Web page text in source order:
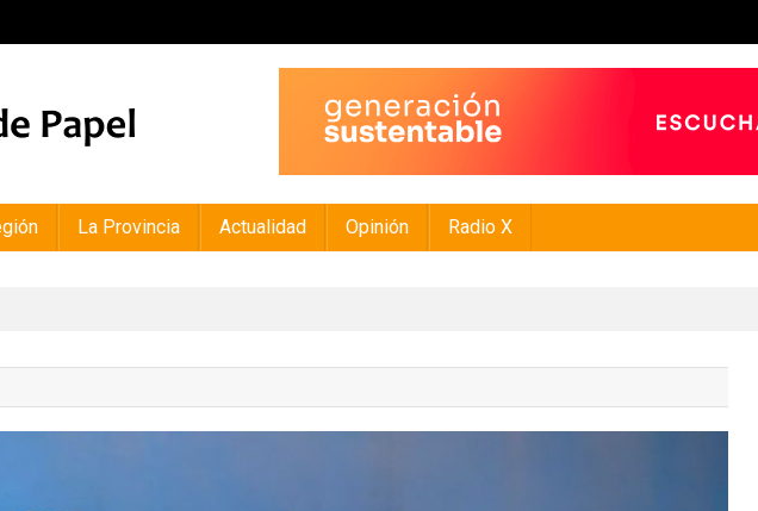
La Provincia Actualidad Opinión Radio X